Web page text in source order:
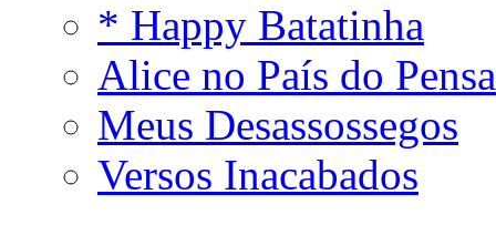
* Happy Batatinha
Alice no País do
Meus Desassossegos
Versos Inacabados